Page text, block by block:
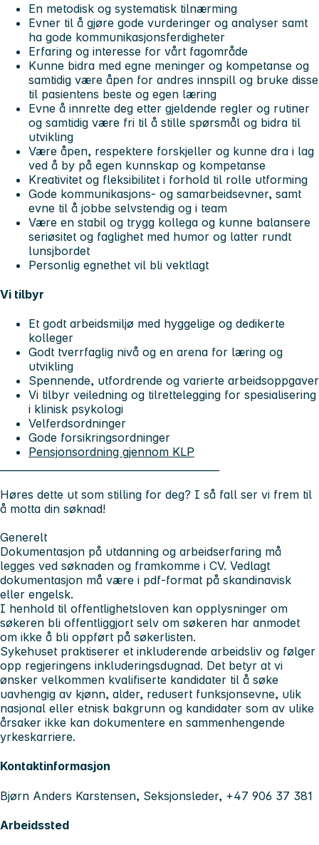
En metodisk og systematisk tilnærming
Evner til å gjøre gode vurderinger og analyser samt
ha gode kommunikasjonsferdigheter
Erfaring og interesse for vårt fagområde
Kunne bidra med egne meninger og kompetanse og
samtidig være åpen for andres innspill og bruke disse
til pasientens beste og egen læring
Evne å innrette deg etter gjeldende regler og rutiner
og samtidig være fri til å stille spørsmål og bidra til
utvikling
Være åpen, respektere forskjeller og kunne dra i lag
ved å by på egen kunnskap og kompetanse
Kreativitet og fleksibilitet i forhold til rolle utforming
Gode kommunikasjons- og samarbeidsevner, samt
evne til å jobbe selvstendig og i team
Være en stabil og trygg kollega og kunne balansere
seriøsitet og faglighet med humor og latter rundt
lunsjbordet
Personlig egnethet vil bli vektlagt
Vi tilbyr
Et godt arbeidsmiljø med hyggelige og dedikerte
kolleger
Godt tverrfaglig nivå og en arena for læring og
utvikling
Spennende, utfordrende og varierte arbeidsoppgaver
Vi tilbyr veiledning og tilrettelegging for spesialisering
i klinisk psykologi
Velferdsordninger
Gode forsikringsordninger
Pensjonsordning gjennom KLP
Høres dette ut som stilling for deg? I så fall ser vi frem til
å motta din søknad!
Generelt
Dokumentasjon på utdanning og arbeidserfaring må
legges ved søknaden og framkomme i CV. Vedlagt
dokumentasjon må være i pdf-format på skandinavisk
eller engelsk.
I henhold til offentlighetsloven kan opplysninger om
søkeren bli offentliggjort selv om søkeren har anmodet
om ikke å bli oppført på søkerlisten.
Sykehuset praktiserer et inkluderende arbeidsliv og følger
opp regjeringens inkluderingsdugnad. Det betyr at vi
ønsker velkommen kvalifiserte kandidater til å søke
uavhengig av kjønn, alder, redusert funksjonsevne, ulik
nasjonal eller etnisk bakgrunn og kandidater som av ulike
årsaker ikke kan dokumentere en sammenhengende
yrkeskarriere.
Kontaktinformasjon
Bjørn Anders Karstensen, Seksjonsleder, +47 906 37 381
Arbeidssted